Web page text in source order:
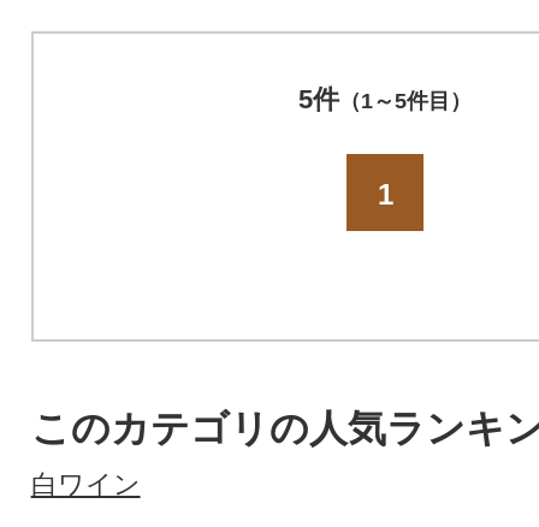
5件（1～5件目）
1
このカテゴリの人気ランキ
白ワイン